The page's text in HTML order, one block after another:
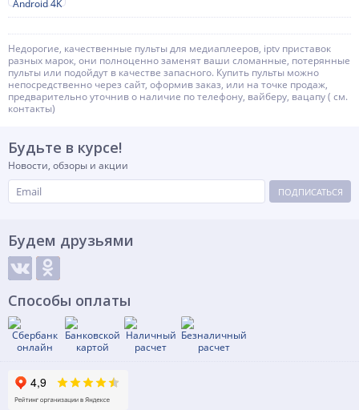
Недорогие, качественные пульты для медиаплееров, iptv приставок
разных марок, они полноценно заменят ваши сломанные, потерянные
пульты или подойдут в качестве запасного. Купить пульты можно
непосредственно через сайт, оформив заказ, или на точке продаж,
предварительно уточнив о наличие по телефону, вайберу, вацапу ( см.
контакты)
Будьте в курсе!
Новости, обзоры и акции
ПОДПИСАТЬСЯ
Будем друзьями
Способы оплаты